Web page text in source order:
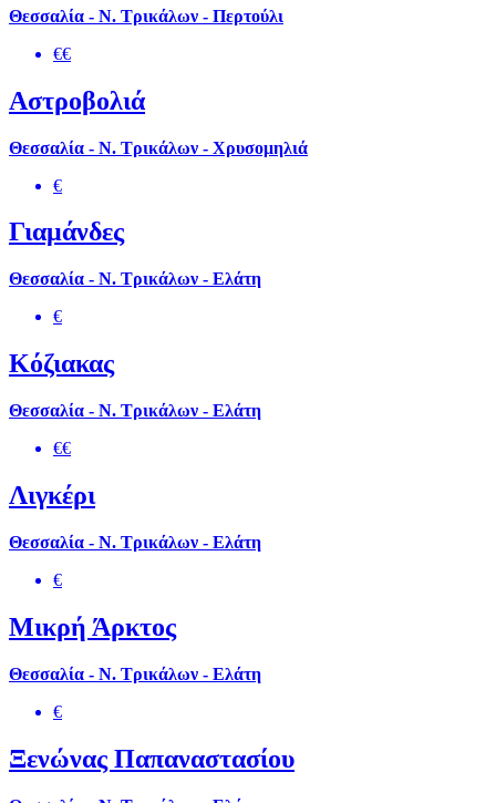
Θεσσαλία - Ν. Τρικάλων - Περτούλι
€€
Αστροβολιά
Θεσσαλία - Ν. Τρικάλων - Χρυσομηλιά
€
Γιαμάνδες
Θεσσαλία - Ν. Τρικάλων - Ελάτη
€
Κόζιακας
Θεσσαλία - Ν. Τρικάλων - Ελάτη
€€
Λιγκέρι
Θεσσαλία - Ν. Τρικάλων - Ελάτη
€
Μικρή Άρκτος
Θεσσαλία - Ν. Τρικάλων - Ελάτη
€
Ξενώνας Παπαναστασίου